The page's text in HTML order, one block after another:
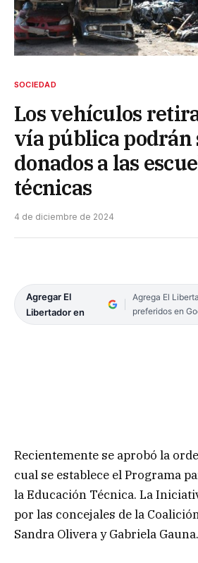
SOCIEDAD
Los vehículos
vía pública podrán
donados a las
técnicas
4 de diciembre de 2024
Agregar El
Libertador en
Agrega El
preferidos en
Recientemente se aprobó la
cual se establece el Programa
la Educación Técnica. La
por las concejales de la
Sandra Olivera y Gabriela Gauna.